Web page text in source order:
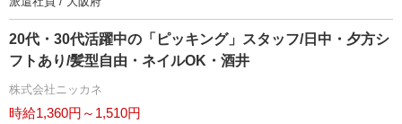
20代・30代活躍中の「ピッキング」スタッフ/日中・夕方シ
フトあり/髪型自由・ネイルOK・酒井
株式会社ニッカネ
時給1,360円～1,510円